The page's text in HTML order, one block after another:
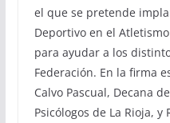
el que se pretende
Deportivo en el
para ayudar a los
Federación. En la firma
Calvo Pascual, Decana
Psicólogos de La Rioja,